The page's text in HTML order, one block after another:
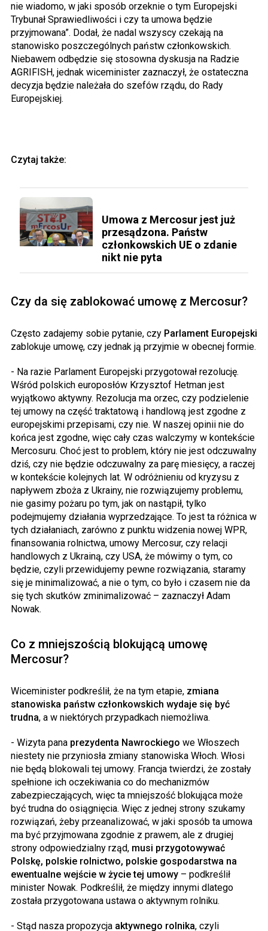
nie wiadomo, w jaki sposób orzeknie o tym Europejski
Trybunał Sprawiedliwości i czy ta umowa będzie
przyjmowana”. Dodał, że nadal wszyscy czekają na
stanowisko poszczególnych państw członkowskich.
Niebawem odbędzie się stosowna dyskusja na Radzie
AGRIFISH, jednak wiceminister zaznaczył, że ostateczna
decyzja będzie należała do szefów rządu, do Rady
Europejskiej.
Czytaj także:
Umowa z Mercosur jest już
przesądzona. Państw
członkowskich UE o zdanie
nikt nie pyta
Czy da się zablokować umowę z Mercosur?
Często zadajemy sobie pytanie, czy Parlament Europejski
zablokuje umowę, czy jednak ją przyjmie w obecnej formie.
- Na razie Parlament Europejski przygotował rezolucję.
Wśród polskich europosłów Krzysztof Hetman jest
wyjątkowo aktywny. Rezolucja ma orzec, czy podzielenie
tej umowy na część traktatową i handlową jest zgodne z
europejskimi przepisami, czy nie. W naszej opinii nie do
końca jest zgodne, więc cały czas walczymy w kontekście
Mercosuru. Choć jest to problem, który nie jest odczuwalny
dziś, czy nie będzie odczuwalny za parę miesięcy, a raczej
w kontekście kolejnych lat. W odróżnieniu od kryzysu z
napływem zboża z Ukrainy, nie rozwiązujemy problemu,
nie gasimy pożaru po tym, jak on nastąpił, tylko
podejmujemy działania wyprzedzające. To jest ta różnica w
tych działaniach, zarówno z punktu widzenia nowej WPR,
finansowania rolnictwa, umowy Mercosur, czy relacji
handlowych z Ukrainą, czy USA, że mówimy o tym, co
będzie, czyli przewidujemy pewne rozwiązania, staramy
się je minimalizować, a nie o tym, co było i czasem nie da
się tych skutków zminimalizować – zaznaczył Adam
Nowak.
Co z mniejszością blokującą umowę
Mercosur?
Wiceminister podkreślił, że na tym etapie, zmiana
stanowiska państw członkowskich wydaje się być
trudna, a w niektórych przypadkach niemożliwa.
- Wizyta pana prezydenta Nawrockiego we Włoszech
niestety nie przyniosła zmiany stanowiska Włoch. Włosi
nie będą blokowali tej umowy. Francja twierdzi, że zostały
spełnione ich oczekiwania co do mechanizmów
zabezpieczających, więc ta mniejszość blokująca może
być trudna do osiągnięcia. Więc z jednej strony szukamy
rozwiązań, żeby przeanalizować, w jaki sposób ta umowa
ma być przyjmowana zgodnie z prawem, ale z drugiej
strony odpowiedzialny rząd, musi przygotowywać
Polskę, polskie rolnictwo, polskie gospodarstwa na
ewentualne wejście w życie tej umowy – podkreślił
minister Nowak. Podkreślił, że między innymi dlatego
została przygotowana ustawa o aktywnym rolniku.
- Stąd nasza propozycja aktywnego rolnika, czyli